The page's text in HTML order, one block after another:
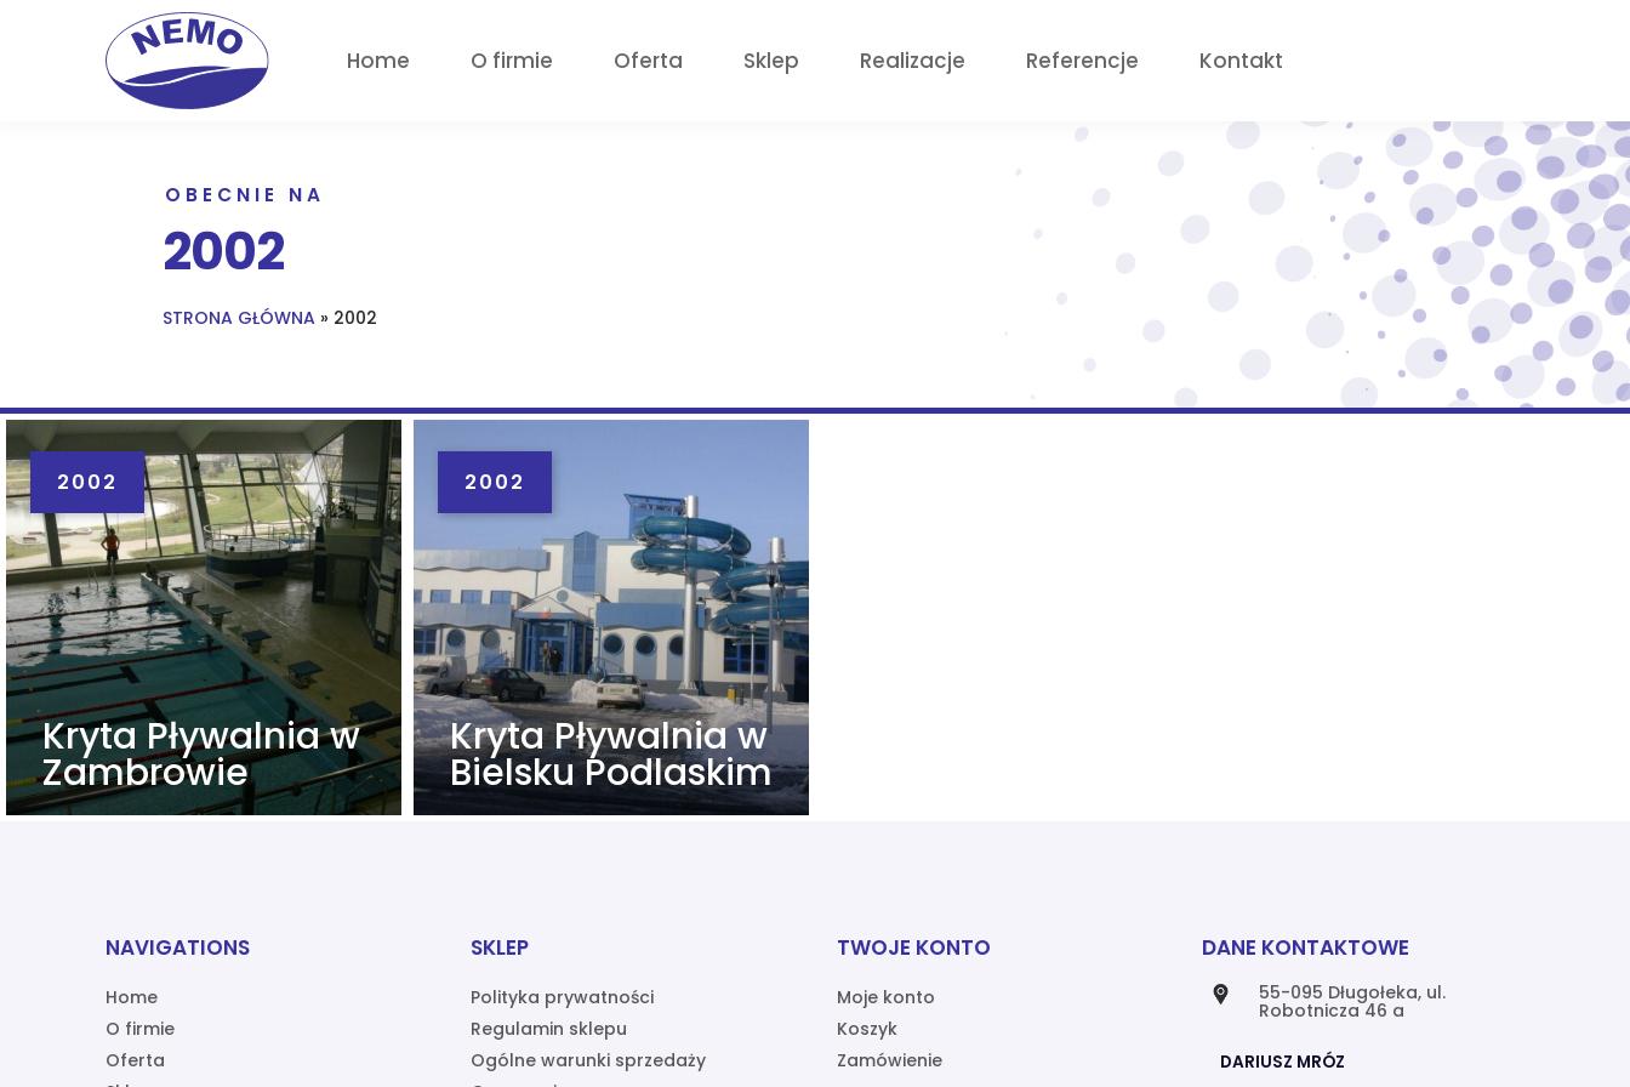
Home O firmie Oferta Sklep Realizacje Referencje Kontakt
OBECNIE NA
2002
STRONA GŁÓWNA » 2002
Kryta Pływalnia w
Zambrowie
2002
Kryta Pływalnia w
Bielsku Podlaskim
2002
NAVIGATIONS
Home
O firmie
Oferta
SKLEP
Polityka prywatności
Regulamin sklepu
Ogólne warunki sprzedaży
TWOJE KONTO
Moje konto
Koszyk
Zamówienie
DANE KONTAKTOWE
55-095 Długołeka, ul.
Robotnicza 46 a
DARIUSZ MRÓZ